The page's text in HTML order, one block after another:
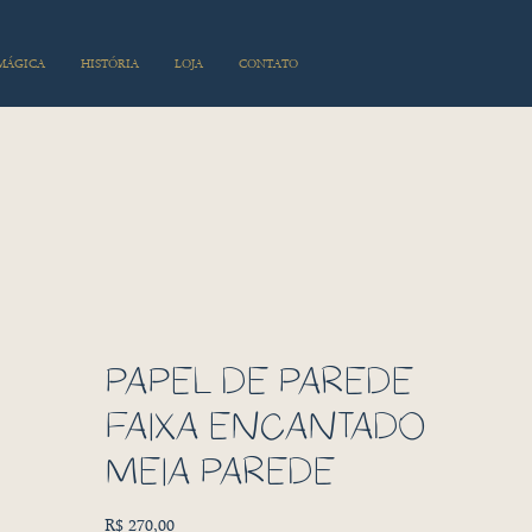
HISTÓRIA LOJA CONTATO
PAPEL DE PAREDE
FAIXA ENCANTADO
MEIA PAREDE
Preço